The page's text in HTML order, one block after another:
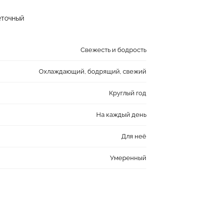
Свежесть и бодрость
Охлаждающий, бодрящий, свежий
Круглый год
На каждый день
Для неё
Умеренный